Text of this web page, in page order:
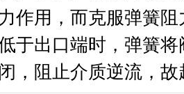
作用，而克服弹簧
于出口端时，弹簧
，阻止介质逆流，